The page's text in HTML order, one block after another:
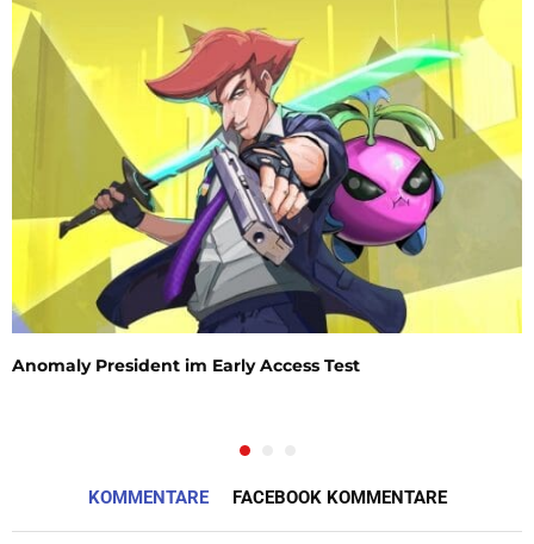
Anomaly President im Early Access Test
KOMMENTARE FACEBOOK KOMMENTARE